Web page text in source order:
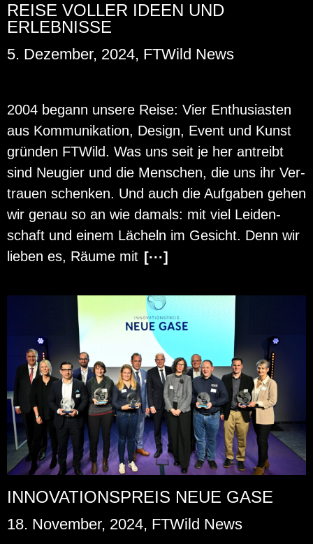
REISE VOLLER IDEEN UND
ERLEBNISSE
5. Dezember, 2024, FTWild News
2004 be­gann un­se­re Reise: Vier En­thu­si­as­ten
aus Kom­mu­ni­ka­ti­on, De­sign, Event und Kunst
grün­den FT­Wild. Was uns seit je her an­treibt
sind Neu­gier und die Men­schen, die uns ihr Ver­
trau­en schen­ken. Und auch die Auf­ga­ben gehen
wir genau so an wie da­mals: mit viel Lei­den­
schaft und einem Lä­cheln im Ge­sicht. Denn wir
lie­ben es, Räume mit [···]
INNOVATIONSPREIS NEUE GASE
18. November, 2024, FTWild News